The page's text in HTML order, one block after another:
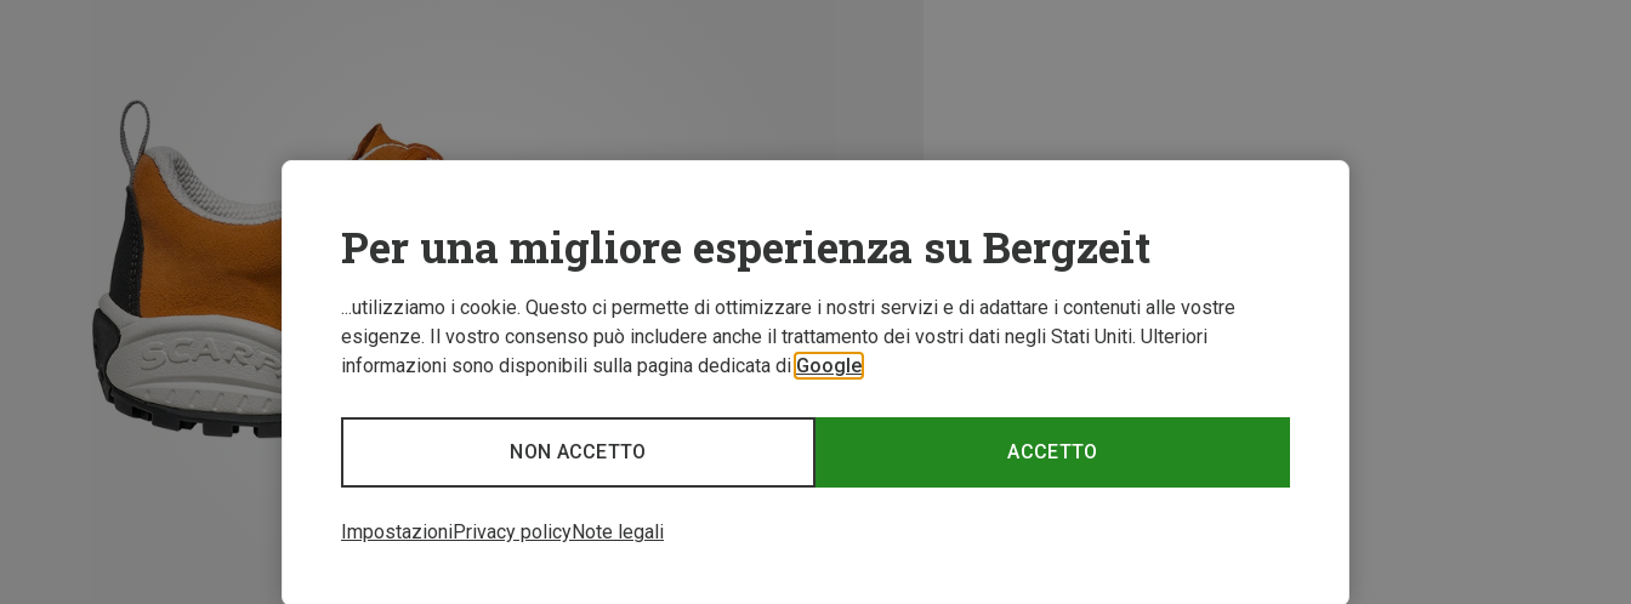
Per una migliore esperienza su Bergzeit
...utilizziamo i cookie. Questo ci permette di ottimizzare i nostri servizi e di adattare i contenuti alle vostre
esigenze. Il vostro consenso può includere anche il trattamento dei vostri dati negli Stati Uniti. Ulteriori
informazioni sono disponibili sulla pagina dedicata di Google
ACCETTO
NON ACCETTO
ImpostazioniPrivacy policyNote legali